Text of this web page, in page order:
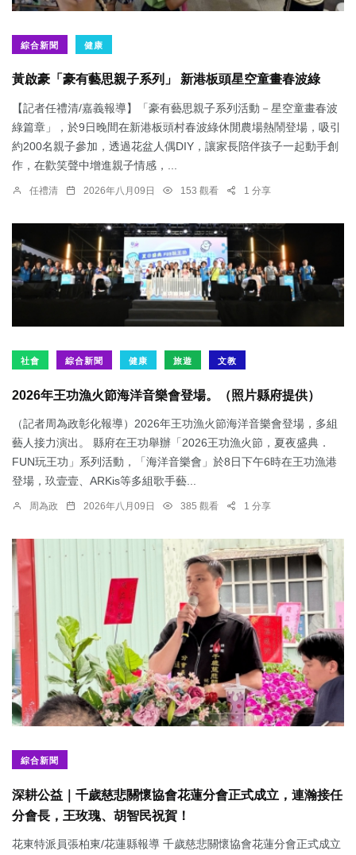
綜合新聞 健康
黃啟豪「豪有藝思親子系列」 新港板頭星空童畫春波綠
【記者任禮清/嘉義報導】「豪有藝思親子系列活動－星空童畫春波
綠篇章」，於9日晚間在新港板頭村春波綠休閒農場熱鬧登場，吸引
約200名親子參加，透過花盆人偶DIY，讓家長陪伴孩子一起動手創
作，在歡笑聲中增進親子情感，...
任禮清 2026年八月09日 153 觀看 1 分享
社會 綜合新聞 健康 旅遊 文教
2026年王功漁火節海洋音樂會登場。（照片縣府提供）
（記者周為政彰化報導）2026年王功漁火節海洋音樂會登場，多組
藝人接力演出。 縣府在王功舉辦「2026王功漁火節，夏夜盛典．
FUN玩王功」系列活動，「海洋音樂會」於8日下午6時在王功漁港
登場，玖壹壹、ARKis等多組歌手藝...
周為政 2026年八月09日 385 觀看 1 分享
綜合新聞
深耕公益｜千歲慈悲關懷協會花蓮分會正式成立，連瀚接任
分會長，王玫瑰、胡智民祝賀！
花東特派員張柏東/花蓮縣報導 千歲慈悲關懷協會花蓮分會正式成立